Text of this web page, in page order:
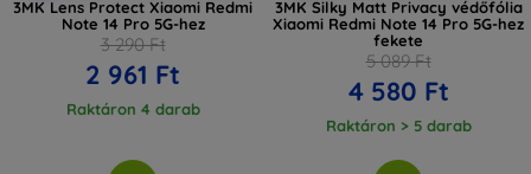
3MK Lens Protect Xiaomi Redmi
Note 14 Pro 5G-hez
3 290 Ft
2 961 Ft
Raktáron 4 darab
3MK Silky Matt Privacy védőfólia
Xiaomi Redmi Note 14 Pro 5G-hez
fekete
5 089 Ft
4 580 Ft
Raktáron > 5 darab